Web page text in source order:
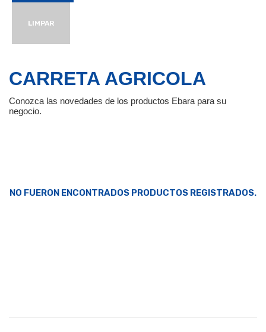
LIMPAR
CARRETA AGRICOLA
Conozca las novedades de los productos Ebara para su
negocio.
NO FUERON ENCONTRADOS PRODUCTOS REGISTRADOS.